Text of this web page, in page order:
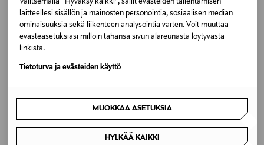
laitteellesi sisällön ja mainosten personointia, sosiaalisen median
ominaisuuksia sekä liikenteen analysointia varten. Voit muuttaa
evästeasetuksiasi milloin tahansa sivun alareunasta löytyvästä
linkistä.
Tietoturva ja evästeiden käyttö
MUOKKAA ASETUKSIA
HYLKÄÄ KAIKKI
Valmistusmaa
Bangladesh
UM0UM03627
ALE –40%
Discounted Price
50,90 € Original Price
85,00 €
Original Price
69,90 €